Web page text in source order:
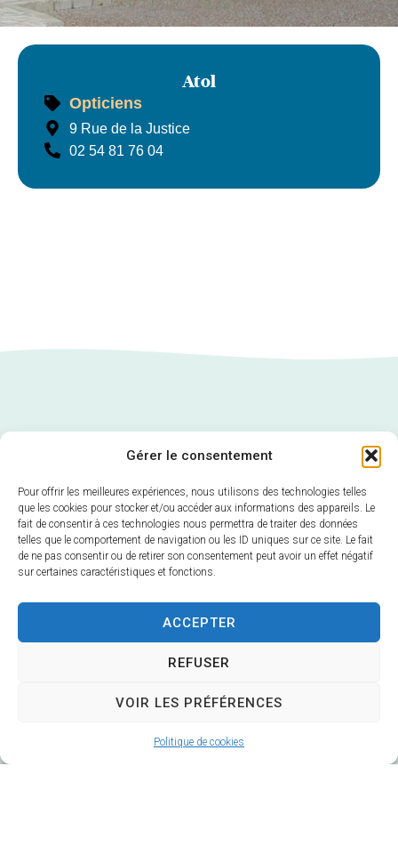
Gérer le consentement
Pour offrir les meilleures expériences, nous utilisons des technologies telles
que les cookies pour stocker et/ou accéder aux informations des appareils. Le
fait de consentir à ces technologies nous permettra de traiter des données
telles que le comportement de navigation ou les ID uniques sur ce site. Le fait
de ne pas consentir ou de retirer son consentement peut avoir un effet négatif
sur certaines caractéristiques et fonctions.
ACCEPTER
REFUSER
VOIR LES PRÉFÉRENCES
Politique de cookies
Atol
Opticiens
9 Rue de la Justice
02 54 81 76 04
Mairie de Veuzain-sur-Loire
6 Rue Gustave Marc
41150 Veuzain-sur-Loire
Horaires d’ouverture :
Fermé le mardi après-midi
02 54 51 20 40